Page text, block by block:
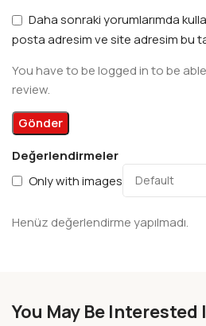
Değerlendirmeler
Only with images
Henüz değerlendirme yapılmadı.
Daha sonraki yorumlarımda
posta adresim ve site adresim bu
You have to be logged in to be
review.
You May Be Interested